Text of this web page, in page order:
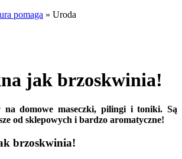
pomaga » Uroda
jak brzoskwinia!
na domowe maseczki, pilingi i toniki. Są
od sklepowych i bardzo aromatyczne!
brzoskwinia!